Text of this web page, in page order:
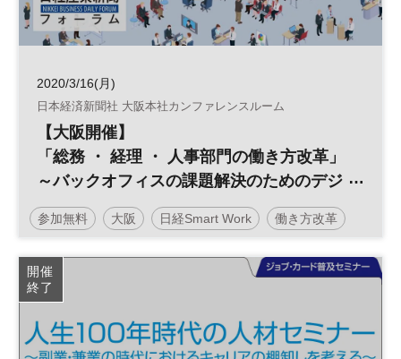
2020/3/16(月)
日本経済新聞社 大阪本社カンファレンスルーム
【大阪開催】
「総務 ・ 経理 ・ 人事部門の働き方改革」
～バックオフィスの課題解決のためのデジ
タル化～
参加無料 大阪 日経Smart Work 働き方改革
テクノロジー 生産性向上 デジタル化
バックオフィス
開催
終了